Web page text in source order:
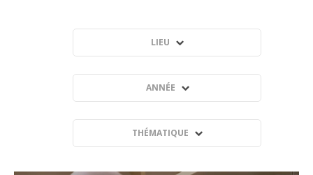
LIEU
ANNÉE
THÉMATIQUE